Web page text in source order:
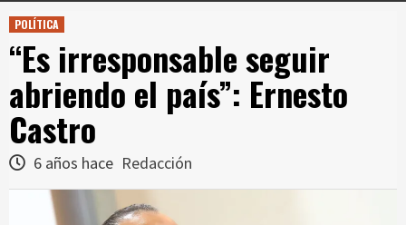
POLÍTICA
“Es irresponsable seguir
abriendo el país”: Ernesto
Castro
6 años hace Redacción